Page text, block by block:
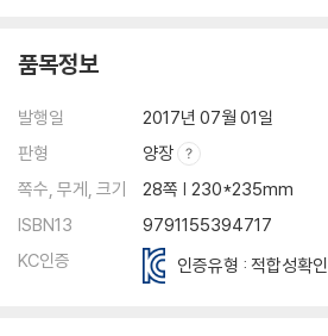
품목정보
발행일
2017년 07월 01일
판형
양장
쪽수, 무게, 크기
28쪽 | 230*235mm
ISBN13
9791155394717
KC인증
인증유형 : 적합성확인